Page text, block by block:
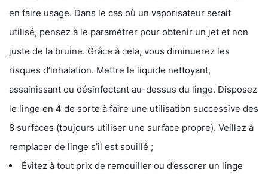
en faire usage. Dans le cas où un vaporisateur serait
utilisé, pensez à le paramétrer pour obtenir un jet et non
juste de la bruine. Grâce à cela, vous diminuerez les
risques d’inhalation. Mettre le liquide nettoyant,
assainissant ou désinfectant au-dessus du linge. Disposez
le linge en 4 de sorte à faire une utilisation successive des
8 surfaces (toujours utiliser une surface propre). Veillez à
remplacer de linge s’il est souillé ;
Évitez à tout prix de remouiller ou d’essorer un linge